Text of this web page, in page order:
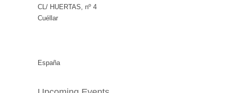
CL/ HUERTAS, nº 4
Cuéllar
España